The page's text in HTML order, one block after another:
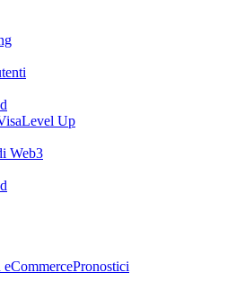
Level Up
Web3
eCommercePronostici